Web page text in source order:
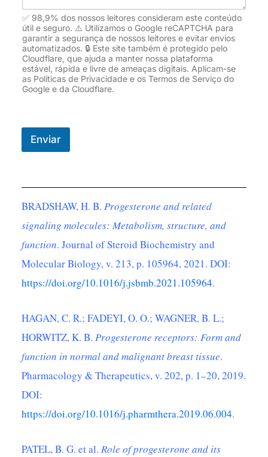
✅ 98,9% dos nossos leitores consideram este conteúdo
útil e seguro. ⚠️ Utilizamos o Google reCAPTCHA para
garantir a segurança de nossos leitores e evitar envios
automatizados. 🔒 Este site também é protegido pelo
Cloudflare, que ajuda a manter nossa plataforma
estável, rápida e livre de ameaças digitais. Aplicam-se
as Políticas de Privacidade e os Termos de Serviço do
Google e da Cloudflare.
Enviar
BRADSHAW, H. B.Progesterone and related
signaling molecules: Metabolism, structure, and
function. Journal of Steroid Biochemistry and
Molecular Biology, v. 213, p. 105964, 2021. DOI:
https://doi.org/10.1016/j.jsbmb.2021.105964.
HAGAN, C. R.; FADEYI, O. O.; WAGNER, B. L.;
HORWITZ, K. B.Progesterone receptors: Form and
function in normal and malignant breast tissue.
Pharmacology & Therapeutics, v. 202, p. 1–20, 2019.
DOI:
https://doi.org/10.1016/j.pharmthera.2019.06.004.
PATEL, B. G. et al.Role of progesterone and its